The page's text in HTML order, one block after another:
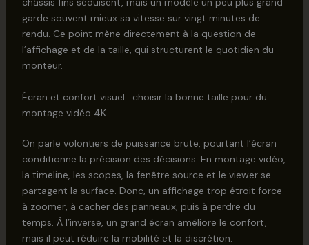
garde souvent mieux sa vitesse sur vingt minutes de
rendu. Ce point mène directement à la question de
l’affichage et de la taille, qui structurent le quotidien du
monteur.
Écran et confort visuel : choisir la bonne taille pour du
montage vidéo 4K
On parle volontiers de puissance brute, pourtant l’écran
conditionne la précision des décisions. En montage vidéo,
la timeline, les scopes, la fenêtre source et le viewer se
partagent la surface. Donc, un affichage trop étroit force
à zoomer, à cacher des panneaux, puis à perdre du
temps. À l’inverse, un grand écran améliore le confort,
mais il peut réduire la mobilité et la discrétion.